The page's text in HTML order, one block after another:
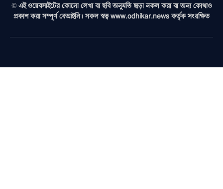
© এই ওয়েবসাইটের কোনো লেখা বা ছবি অনুমতি ছাড়া নকল করা বা অন্য কোথাও
প্রকাশ করা সম্পূর্ণ বেআইনি। সকল স্বত্ব www.odhikar.news কর্তৃক সংরক্ষিত